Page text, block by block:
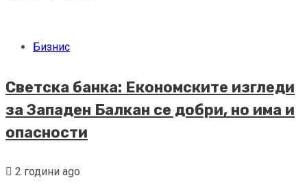
Бизнис
Светска банка: Економските изгледи
за Западен Балкан се добри, но има и
опасности
2 години ago